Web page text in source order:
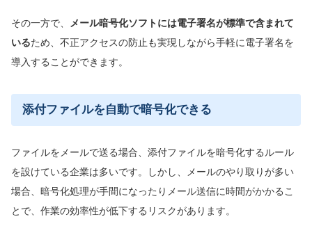
その一方で、
メール暗号化ソフトには電子署名が標準で含まれて
いるため、不正アクセスの防止も実現しながら手軽に電子署名を
導入することができます。
添付ファイルを自動で暗号化できる
ファイルをメールで送る場合、添付ファイルを暗号化するルール
を設けている企業は多いです。しかし、メールのやり取りが多い
場合、暗号化処理が手間になったりメール送信に時間がかかるこ
とで、作業の効率性が低下するリスクがあります。